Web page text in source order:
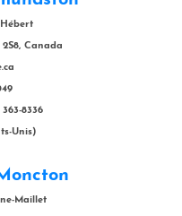
Canada
8336
Unis)
Maillet